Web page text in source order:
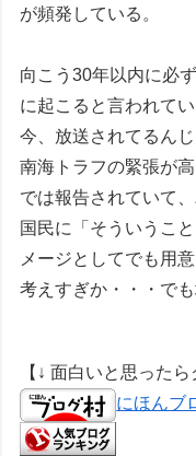
が頻発している。
向こう30年以内に必
に起こると言われて
今、放送されてるん
南海トラフの緊張が
では報告されていて
国民に「そういうこ
メージとしてでも用意
考えすぎか・・・でも
【↓ 面白いと思った
にほんブ